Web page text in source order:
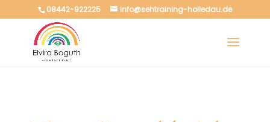
08442-922225 info@sehtraining-holledau.de